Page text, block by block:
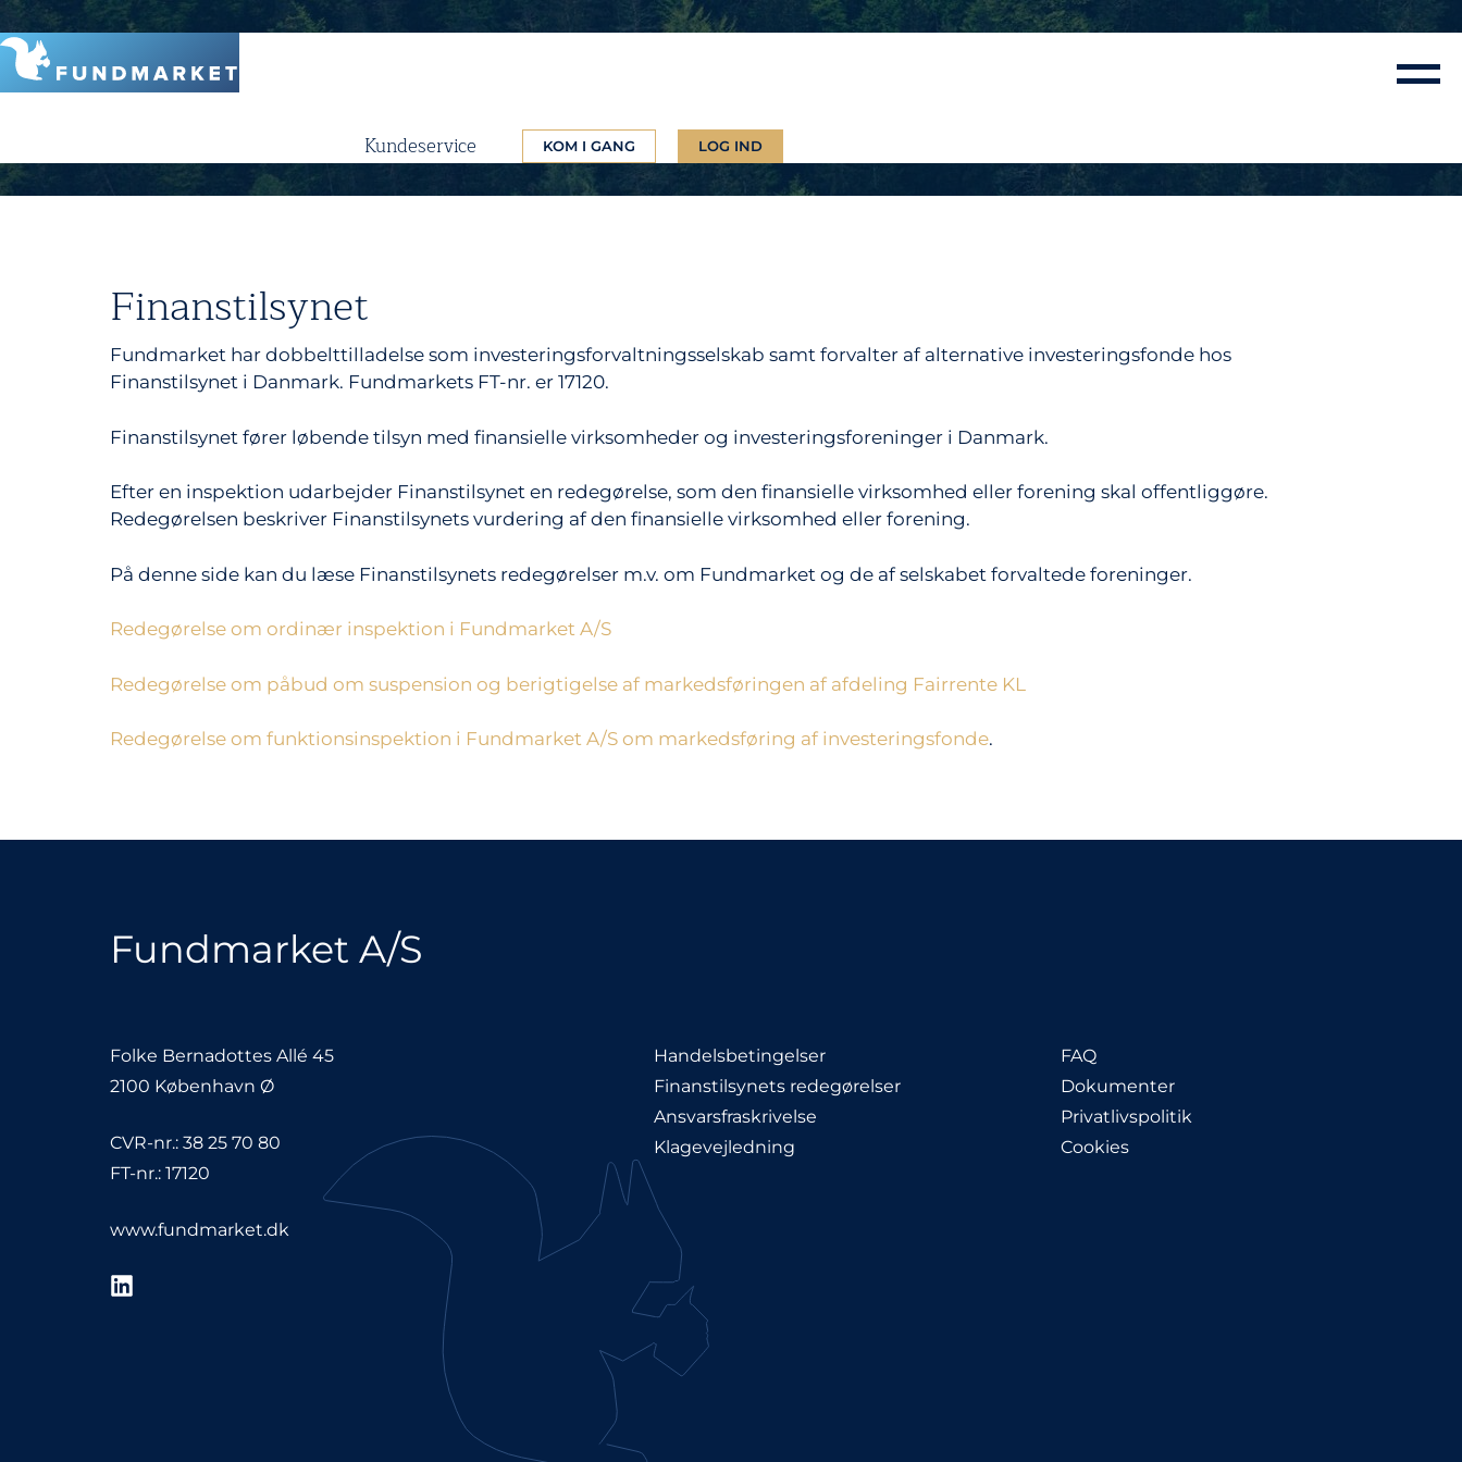
Skip
to
content
Kundeservice KOM I GANG LOG IND
Finanstilsynet
Fundmarket har dobbelttilladelse som investeringsforvaltningsselskab samt forvalter af alternative investeringsfonde hos
Finanstilsynet i Danmark. Fundmarkets FT-nr. er 17120.
Finanstilsynet fører løbende tilsyn med finansielle virksomheder og investeringsforeninger i Danmark.
Efter en inspektion udarbejder Finanstilsynet en redegørelse, som den finansielle virksomhed eller forening skal offentliggøre.
Redegørelsen beskriver Finanstilsynets vurdering af den finansielle virksomhed eller forening.
På denne side kan du læse Finanstilsynets redegørelser m.v. om Fundmarket og de af selskabet forvaltede foreninger.
Redegørelse om ordinær inspektion i Fundmarket A/S
Redegørelse om påbud om suspension og berigtigelse af markedsføringen af afdeling Fairrente KL
Redegørelse om funktionsinspektion i Fundmarket A/S om markedsføring af investeringsfonde.
Fundmarket A/S
Folke Bernadottes Allé 45
2100 København Ø
CVR-nr.: 38 25 70 80
FT-nr.: 17120
www.fundmarket.dk
LinkedIn
Handelsbetingelser
Finanstilsynets redegørelser
Ansvarsfraskrivelse
Klagevejledning
FAQ
Dokumenter
Privatlivspolitik
Cookies